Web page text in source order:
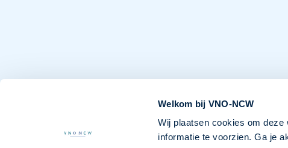
Welkom bij VNO-NCW
Wij plaatsen cookies om
informatie te voorzien. Ga je